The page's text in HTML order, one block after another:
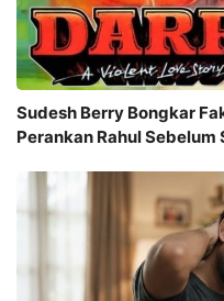
Sudesh Berry Bongkar
Perankan Rahul Sebelum